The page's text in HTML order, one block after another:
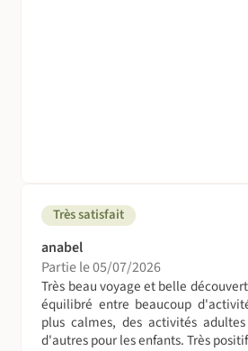
Très satisfait
anabel
Partie le 05/07/2026
Très beau voyage et belle
équilibré entre beaucoup
plus calmes, des activités
d'autres pour les enfants. Très